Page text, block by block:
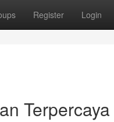
Register Login
Terpercaya